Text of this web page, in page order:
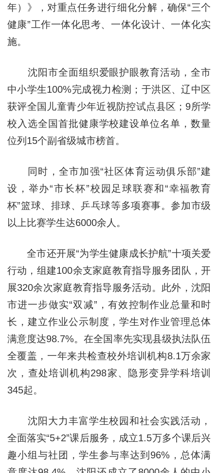
年）》，对重点任务进行细化分解，确保“三个
健康”工作一体化思考、一体化设计、一体化实
施。
沈阳市全面组织爱眼护眼教育活动，全市
中小学生100%完成视力检测；于洪区、辽中区
获评全国儿童青少年近视防控试点县区；9所学
校入选全国首批健康学校建设单位名单，数量
位列15个副省级城市榜首。
同时，全市加强“社区体育运动俱乐部”建
设，举办“市长杯”校园足球联赛和“幸福教育
杯”篮球、排球、乒乓球等多项赛事。参加市级
以上比赛学生达6000余人。
全市还开展“为学生健康成长护航”十项关爱
行动，组建100余支家庭教育指导服务团队，开
展320余次家庭教育指导服务活动。此外，沈阳
市进一步做实“双减”，有效控制作业总量和时
长，建立作业公示制度，学生对作业管理总体
满意度达98.7%。在全国率先实现县级执法队伍
全覆盖，一年来共检查校外培训机构8.1万余家
次，查处培训机构298家、隐形变异学科培训
345起。
沈阳大力丰富学生校园和社会实践活动，
全面落实“5+2”课后服务，成立1.5万多个课后兴
趣小组与社团，学生参与率达到96%，总体满